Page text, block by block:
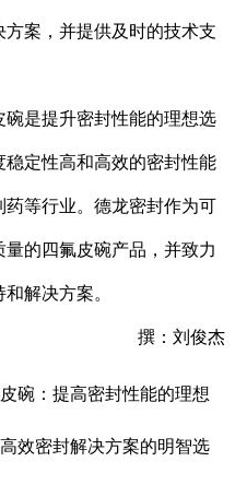
案，并提供及时的技术支
是提升密封性能的理想选
定性高和高效的密封性能
等行业。德龙密封作为可
的四氟皮碗产品，并致力
解决方案。
撰：刘俊杰
碗：提高密封性能的理想
效密封解决方案的明智选